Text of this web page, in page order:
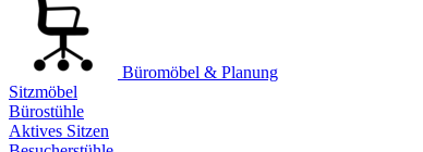
Büromöbel & Planung
Sitzmöbel
Bürostühle
Aktives Sitzen